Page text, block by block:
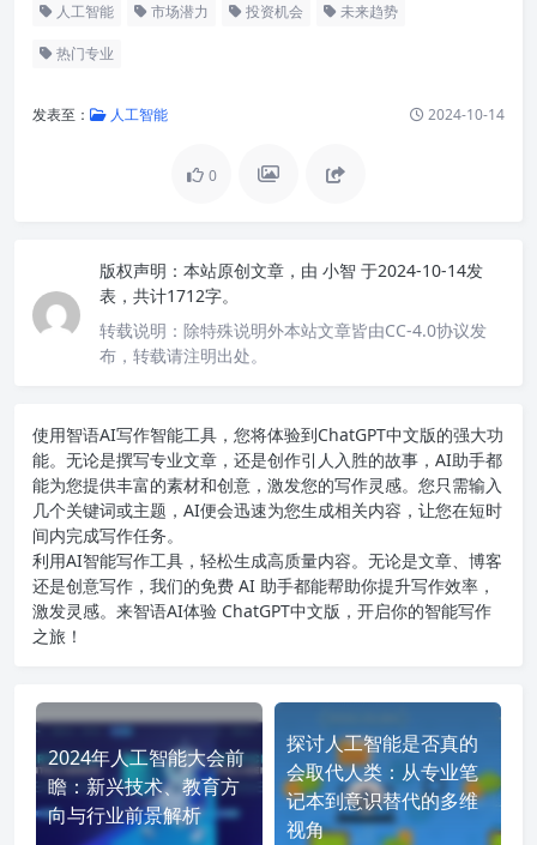
人工智能 市场潜力 投资机会 未来趋势
热门专业
发表至： 人工智能 2024-10-14
0
版权声明： 本站原创文章，由 小智 于2024-10-14发
表，共计1712字。
转载说明： 除特殊说明外本站文章皆由CC-4.0协议发
布，转载请注明出处。
使用智语AI写作智能工具，您将体验到ChatGPT中文版的强大功
能。无论是撰写专业文章，还是创作引人入胜的故事，AI助手都
能为您提供丰富的素材和创意，激发您的写作灵感。您只需输入
几个关键词或主题，AI便会迅速为您生成相关内容，让您在短时
间内完成写作任务。
利用AI智能写作工具，轻松生成高质量内容。无论是文章、博客
还是创意写作，我们的免费 AI 助手都能帮助你提升写作效率，
激发灵感。来智语AI体验 ChatGPT中文版 ，开启你的智能写作
之旅！
2024年人工智能大会前
瞻：新兴技术、教育方
向与行业前景解析
探讨人工智能是否真的
会取代人类：从专业笔
记本到意识替代的多维
视角